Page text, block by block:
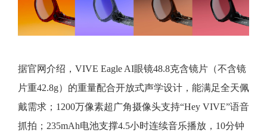
据官网介绍，VIVE Eagle AI眼镜48.8克含镜片（不含镜
片重42.8g）的重量配合开放式声学设计，能满足全天佩
戴需求；1200万像素超广角摄像头支持“Hey VIVE”语音
抓拍；235mAh电池支撑4.5小时连续音乐播放，10分钟